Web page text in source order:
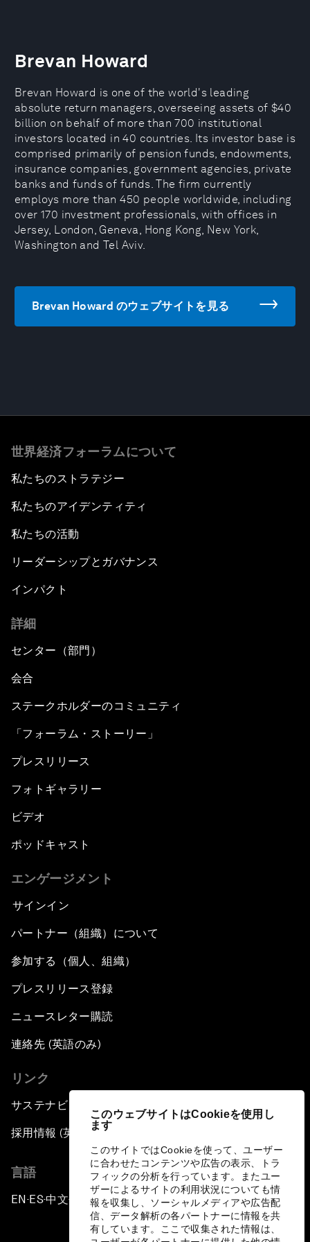
このウェブサイトはCookieを使用し
ます
このサイトではCookieを使って、ユーザー
に合わせたコンテンツや広告の表示、トラ
フィックの分析を行っています。またユー
ザーによるサイトの利用状況についても情
報を収集し、ソーシャルメディアや広告配
信、データ解析の各パートナーに情報を共
有しています。ここで収集された情報は、
Brevan Howard
Brevan Howard is one of the world's leading
absolute return managers, overseeing assets of $40
billion on behalf of more than 700 institutional
investors located in 40 countries. Its investor base is
comprised primarily of pension funds, endowments,
insurance companies, government agencies, private
banks and funds of funds. The firm currently
employs more than 450 people worldwide, including
over 170 investment professionals, with offices in
Jersey, London, Geneva, Hong Kong, New York,
Washington and Tel Aviv.
Brevan Howard のウェブサイトを見る
世界経済フォーラムについて
私たちのストラテジー
私たちのアイデンティティ
私たちの活動
リーダーシップとガバナンス
インパクト
詳細
センター（部門）
会合
ステークホルダーのコミュニティ
「フォーラム・ストーリー」
プレスリリース
フォトギャラリー
ビデオ
ポッドキャスト
エンゲージメント
サインイン
パートナー（組織）について
参加する（個人、組織）
プレスリリース登録
ニュースレター購読
連絡先 (英語のみ)
リンク
サステナビリティへの取り組み
採用情報 (英語のみ)
言語
EN ▪ES▪中文▪ 日本語